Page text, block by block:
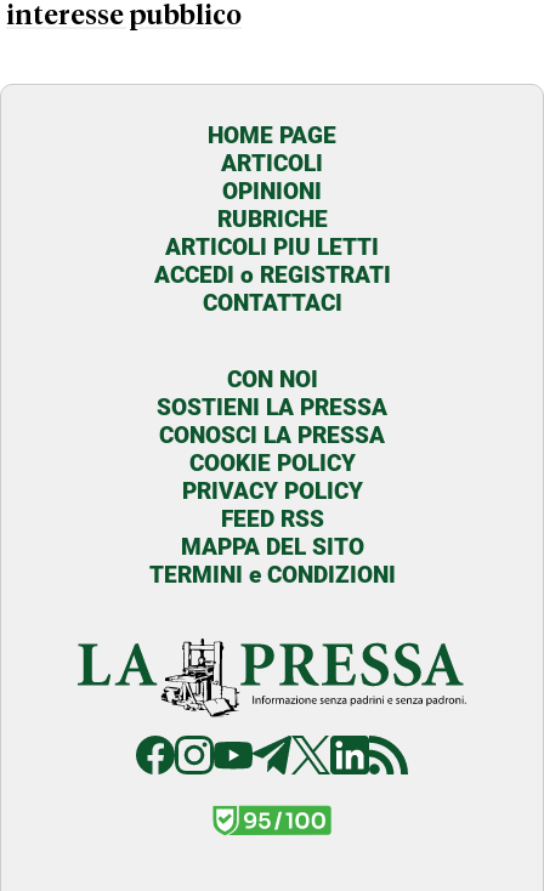
interesse pubblico
HOME PAGE
ARTICOLI
OPINIONI
RUBRICHE
ARTICOLI PIU LETTI
ACCEDI o REGISTRATI
CONTATTACI
CON NOI
SOSTIENI LA PRESSA
CONOSCI LA PRESSA
COOKIE POLICY
PRIVACY POLICY
FEED RSS
MAPPA DEL SITO
TERMINI e CONDIZIONI